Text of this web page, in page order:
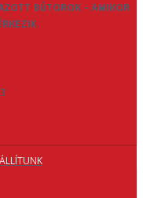
BÚTOROK – AMIKOR